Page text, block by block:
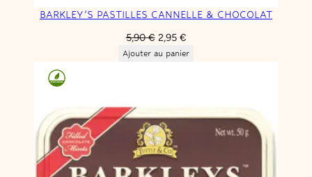
BARKLEY’S PASTILLES CANNELLE & CHOCOLAT
5,90€ Le
prix
2,95 €Le
prix
Ajouter au panier